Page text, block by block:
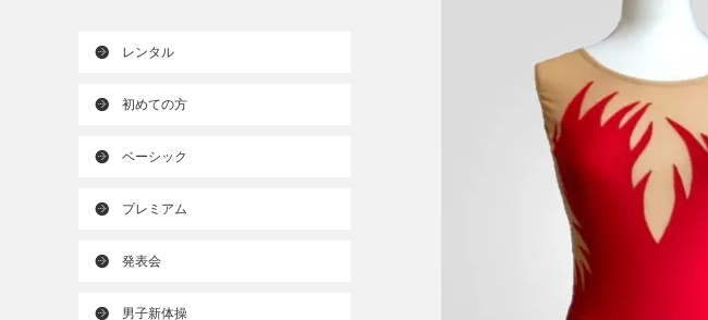
レンタル
初めての方
ベーシック
プレミアム
発表会
男子新体操